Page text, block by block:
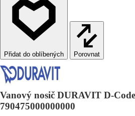
Porovnat
Vanový nosič DURAVIT D-
790475000000000